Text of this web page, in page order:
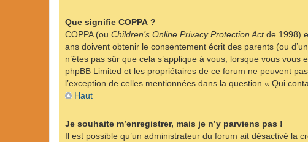
Que signifie COPPA ?
COPPA (ou Children’s Online Privacy Protection Actde 1998)
ans doivent obtenir le consentement écrit des parents (ou
n’êtes pas sûr que cela s’applique à vous, lorsque vous
phpBB Limited et les propriétaires de ce forum ne peuvent
l’exception de celles mentionnées dans la question « Qui
Haut
Je souhaite m’enregistrer, mais je n’y parviens pas !
Il est possible qu’un administrateur du forum ait désactivé la